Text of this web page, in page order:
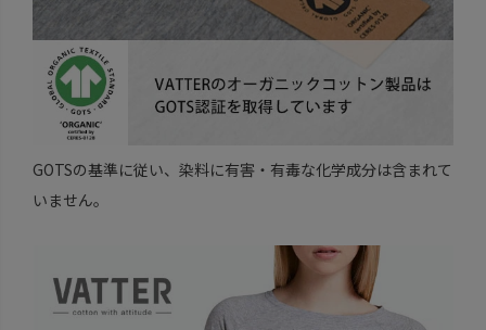
GOTSの基準に従い、染料に有害・有毒な化学成分は含まれて
いません。